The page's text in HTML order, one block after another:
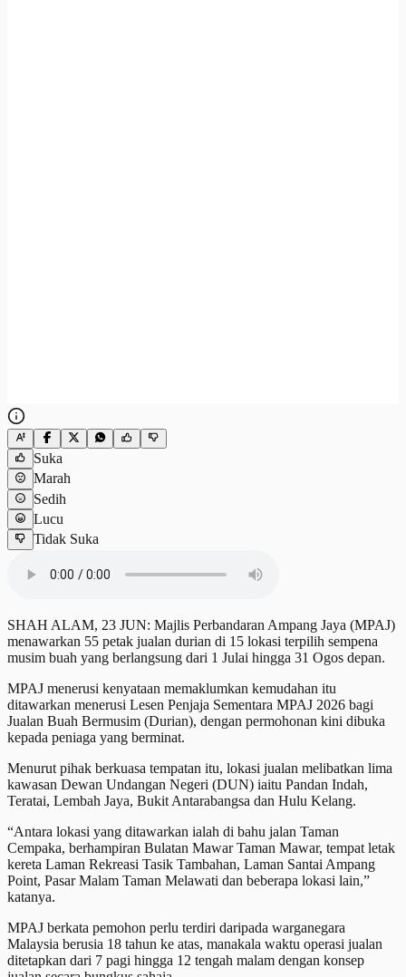
Suka
Marah
Sedih
Lucu
Tidak Suka
SHAH ALAM, 23 JUN: Majlis Perbandaran Ampang Jaya (MPAJ)
menawarkan 55 petak jualan durian di 15 lokasi terpilih sempena
musim buah yang berlangsung dari 1 Julai hingga 31 Ogos depan.
MPAJ menerusi kenyataan memaklumkan kemudahan itu
ditawarkan menerusi Lesen Penjaja Sementara MPAJ 2026 bagi
Jualan Buah Bermusim (Durian), dengan permohonan kini dibuka
kepada peniaga yang berminat.
Menurut pihak berkuasa tempatan itu, lokasi jualan melibatkan lima
kawasan Dewan Undangan Negeri (DUN) iaitu Pandan Indah,
Teratai, Lembah Jaya, Bukit Antarabangsa dan Hulu Kelang.
“Antara lokasi yang ditawarkan ialah di bahu jalan Taman
Cempaka, berhampiran Bulatan Mawar Taman Mawar, tempat letak
kereta Laman Rekreasi Tasik Tambahan, Laman Santai Ampang
Point, Pasar Malam Taman Melawati dan beberapa lokasi lain,”
katanya.
MPAJ berkata pemohon perlu terdiri daripada warganegara
Malaysia berusia 18 tahun ke atas, manakala waktu operasi jualan
ditetapkan dari 7 pagi hingga 12 tengah malam dengan konsep